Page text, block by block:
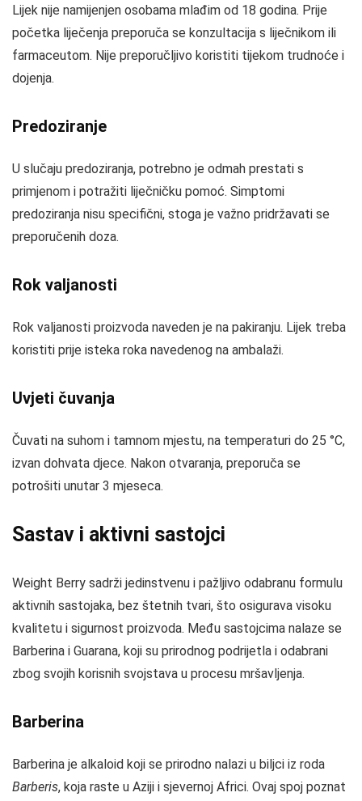
Lijek nije namijenjen osobama mlađim od 18 godina. Prije
početka liječenja preporuča se konzultacija s liječnikom ili
farmaceutom. Nije preporučljivo koristiti tijekom trudnoće i
dojenja.
Predoziranje
U slučaju predoziranja, potrebno je odmah prestati s
primjenom i potražiti liječničku pomoć. Simptomi
predoziranja nisu specifični, stoga je važno pridržavati se
preporučenih doza.
Rok valjanosti
Rok valjanosti proizvoda naveden je na pakiranju. Lijek treba
koristiti prije isteka roka navedenog na ambalaži.
Uvjeti čuvanja
Čuvati na suhom i tamnom mjestu, na temperaturi do 25 °C,
izvan dohvata djece. Nakon otvaranja, preporuča se
potrošiti unutar 3 mjeseca.
Sastav i aktivni sastojci
Weight Berry sadrži jedinstvenu i pažljivo odabranu formulu
aktivnih sastojaka, bez štetnih tvari, što osigurava visoku
kvalitetu i sigurnost proizvoda. Među sastojcima nalaze se
Barberina i Guarana, koji su prirodnog podrijetla i odabrani
zbog svojih korisnih svojstava u procesu mršavljenja.
Barberina
Barberina je alkaloid koji se prirodno nalazi u biljci iz roda
Barberis, koja raste u Aziji i sjevernoj Africi. Ovaj spoj poznat